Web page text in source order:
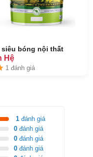
siêu bóng nội thất
Hệ
1 đánh giá
1 đánh giá
0 đánh giá
0 đánh giá
0 đánh giá